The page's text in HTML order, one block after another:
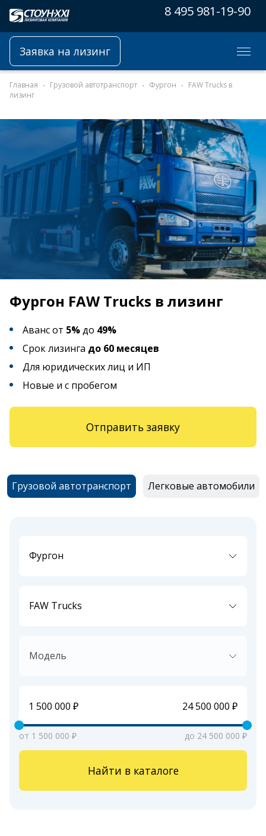
8 495 981-19-90
Заявка на лизинг
Главная Грузовой автотранспорт Фургон
FAW Trucks в
лизинг
Фургон FAW Trucks в лизинг
Аванс от 5%до 49%
Срок лизинга до 60 месяцев
Для юридических лиц и ИП
Новые и с пробегом
Отправить заявку
Грузовой автотранспорт Легковые автомобили
Фургон
FAW Trucks
Модель
от 1 500 000 ₽ до 24 500 000 ₽
Найти в каталоге